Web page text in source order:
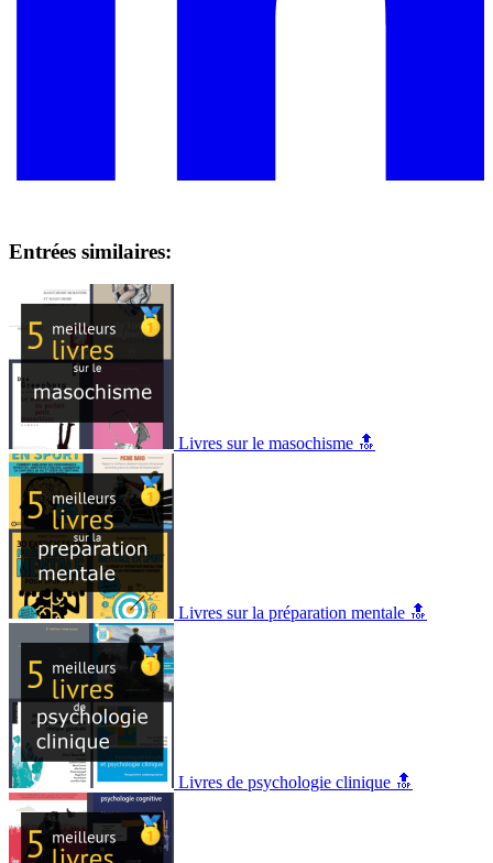
Entrées similaires:
Livres sur le masochisme 🔝
Livres sur la préparation mentale 🔝
Livres de psychologie clinique 🔝